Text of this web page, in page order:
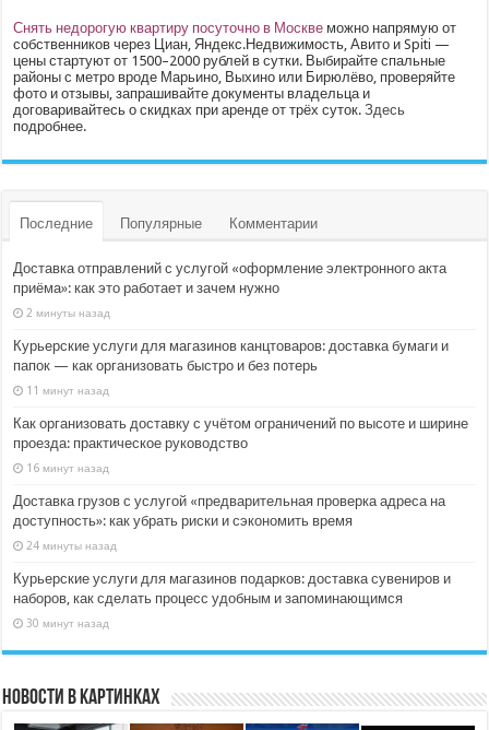
Снять недорогую квартиру посуточно в Москве можно напрямую от
собственников через Циан, Яндекс.Недвижимость, Авито и Spiti —
цены стартуют от 1500–2000 рублей в сутки. Выбирайте спальные
районы с метро вроде Марьино, Выхино или Бирюлёво, проверяйте
фото и отзывы, запрашивайте документы владельца и
договаривайтесь о скидках при аренде от трёх суток.Здесь
подробнее.
Последние Популярные Комментарии
Доставка отправлений с услугой «оформление электронного акта
приёма»: как это работает и зачем нужно
2 минуты назад
Курьерские услуги для магазинов канцтоваров: доставка бумаги и
папок — как организовать быстро и без потерь
11 минут назад
Как организовать доставку с учётом ограничений по высоте и ширине
проезда: практическое руководство
16 минут назад
Доставка грузов с услугой «предварительная проверка адреса на
доступность»: как убрать риски и сэкономить время
24 минуты назад
Курьерские услуги для магазинов подарков: доставка сувениров и
наборов, как сделать процесс удобным и запоминающимся
30 минут назад
Новости в картинках